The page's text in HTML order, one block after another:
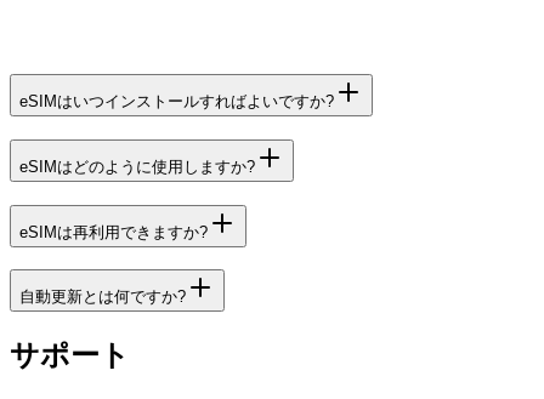
eSIMはいつインストールすればよいですか?
eSIMはどのように使用しますか?
eSIMは再利用できますか?
自動更新とは何ですか?
サポート